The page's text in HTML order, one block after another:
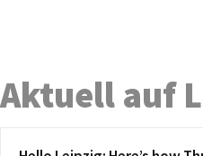
Aktuell auf